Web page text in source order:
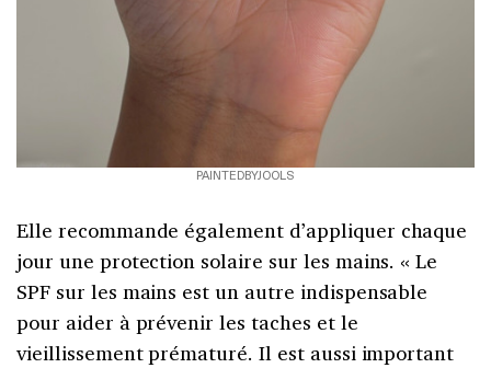
PAINTEDBYJOOLS
Elle recommande également d’appliquer chaque
jour une protection solaire sur les mains. « Le
SPF sur les mains est un autre indispensable
pour aider à prévenir les taches et le
vieillissement prématuré. Il est aussi important